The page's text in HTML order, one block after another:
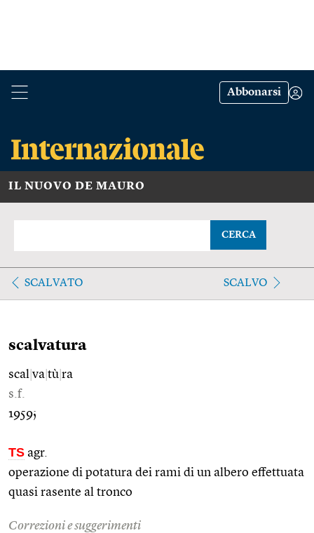
Abbonarsi
IL NUOVO DE MAURO
CERCA
SCALVATO SCALVO
scalvatura
scal va tù ra
s.f.
1959;
TS agr.
operazione di potatura dei rami di un albero effettuata
quasi rasente al tronco
Correzioni e suggerimenti